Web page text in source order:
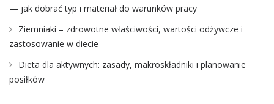
— jak dobrać typ i materiał do warunków pracy
Ziemniaki – zdrowotne właściwości, wartości odżywcze i
zastosowanie w diecie
Dieta dla aktywnych: zasady, makroskładniki i planowanie
posiłków